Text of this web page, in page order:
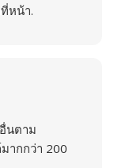
หน้า.
นตาม
ากกว่า 200